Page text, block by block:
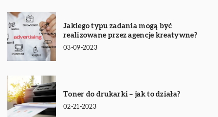
Jakiego typu zadania mogą być
realizowane przez agencje kreatywne?
03-09-2023
Toner do drukarki – jak to działa?
02-21-2023